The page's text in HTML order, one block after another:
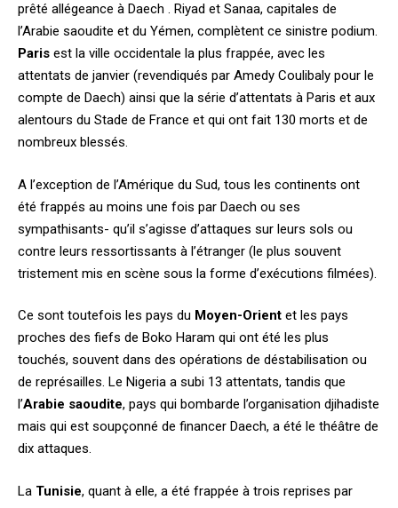
prêté allégeance à Daech . Riyad et Sanaa, capitales de
l’Arabie saoudite et du Yémen, complètent ce sinistre podium.
Paris est la ville occidentale la plus frappée, avec les
attentats de janvier (revendiqués par Amedy Coulibaly pour le
compte de Daech) ainsi que la série d’attentats à Paris et aux
alentours du Stade de France et qui ont fait 130 morts et de
nombreux blessés.
A l’exception de l’Amérique du Sud, tous les continents ont
été frappés au moins une fois par Daech ou ses
sympathisants- qu’il s’agisse d’attaques sur leurs sols ou
contre leurs ressortissants à l’étranger (le plus souvent
tristement mis en scène sous la forme d’exécutions filmées).
Ce sont toutefois les pays du Moyen-Orient et les pays
proches des fiefs de Boko Haram qui ont été les plus
touchés, souvent dans des opérations de déstabilisation ou
de représailles. Le Nigeria a subi 13 attentats, tandis que
l’Arabie saoudite, pays qui bombarde l’organisation djihadiste
mais qui est soupçonné de financer Daech, a été le théâtre de
dix attaques.
La Tunisie, quant à elle, a été frappée à trois reprises par